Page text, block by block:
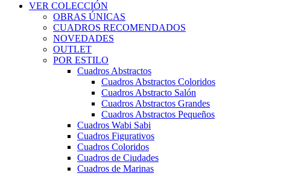
VER COLECCIÓN
OBRAS ÚNICAS
CUADROS RECOMENDADOS
NOVEDADES
OUTLET
POR ESTILO
Cuadros Abstractos
Cuadros Abstractos Coloridos
Cuadros Abstracto Salón
Cuadros Abstractos Grandes
Cuadros Abstractos Pequeños
Cuadros Wabi Sabi
Cuadros Figurativos
Cuadros Coloridos
Cuadros de Ciudades
Cuadros de Marinas